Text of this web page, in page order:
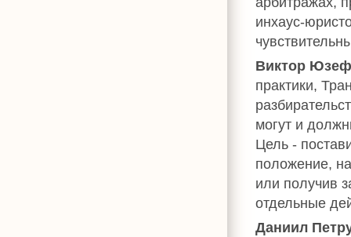
инхаус-
Виктор
практики,
могут и
Цель -
положение,
или получив
отдельные
Даниил